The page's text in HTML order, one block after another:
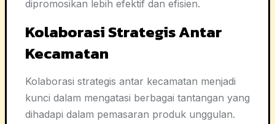
dipromosikan lebih efektif dan efisien.
Kolaborasi Strategis Antar
Kecamatan
Kolaborasi strategis antar kecamatan menjadi
kunci dalam mengatasi berbagai tantangan yang
dihadapi dalam pemasaran produk unggulan.